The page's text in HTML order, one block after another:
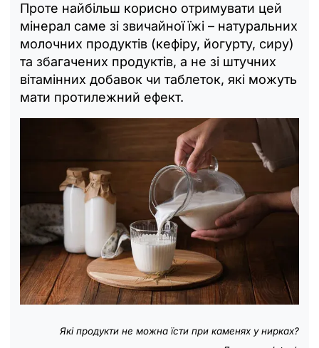
Проте найбільш корисно отримувати цей
мінерал саме зі звичайної їжі – натуральних
молочних продуктів (кефіру, йогурту, сиру)
та збагачених продуктів, а не зі штучних
вітамінних добавок чи таблеток, які можуть
мати протилежний ефект.
Які продукти не можна їсти при каменях у нирках?